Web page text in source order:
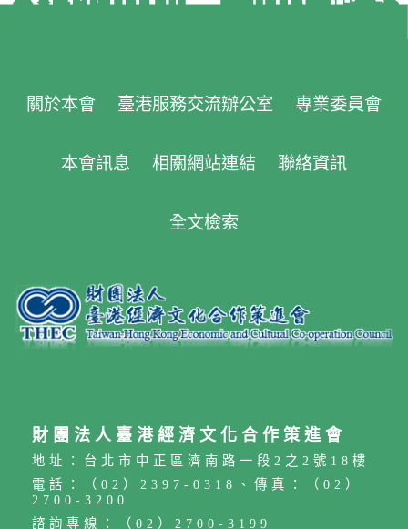
關於本會 臺港服務交流辦公室 專業委員會
本會訊息 相關網站連結 聯絡資訊
全文檢索
財團法人臺港經濟文化合作策進會
地址：台北市中正區濟南路一段2之2號18樓
電話：（02）2397-0318、傳真：（02）
2700-3200
諮詢專線：（02）2700-3199